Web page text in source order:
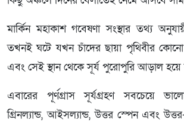
মার্কিন মহাকাশ গবেষণা সংস্থার তথ্য
তখনই ঘটে যখন চাঁদের ছায়া পৃথিবীর
এবং সেই স্থান থেকে সূর্য পুরোপুরি আড়াল হয়ে
এবারের পূর্ণগ্রাস সূর্যগ্রহণ সবচেয়ে
গ্রিনল্যান্ড, আইসল্যান্ড, উত্তর স্পেন এবং